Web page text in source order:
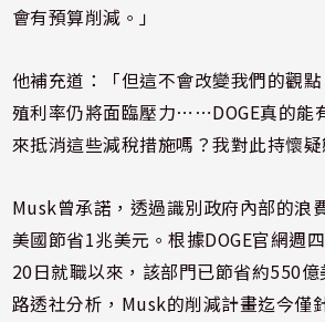
會有預算削減。」
他補充道：「但這不會改變我們的觀
殖利率仍將面臨壓力⋯⋯DOGE真的能
來抵消這些減稅措施嗎？我對此持懷疑
Musk曾承諾，透過識別政府內部的浪
美國節省1兆美元。根據DOGE官網週
20日就職以來，該部門已節省約550
路透社分析，Musk的削減計畫迄今僅